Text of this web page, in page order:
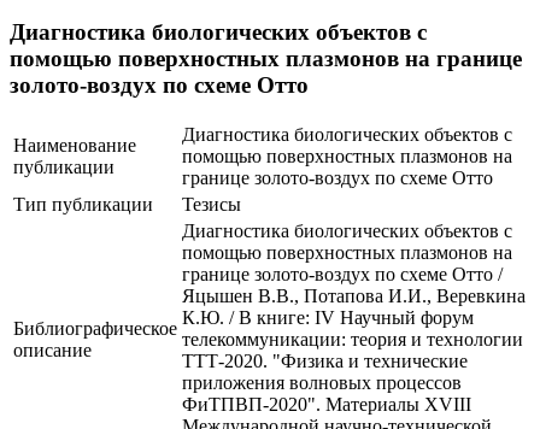
Диагностика биологических объектов с
помощью поверхностных плазмонов на границе
золото-воздух по схеме Отто
Наименование
публикации
Диагностика биологических объектов с
помощью поверхностных плазмонов на
границе золото-воздух по схеме Отто
Тип публикации
Тезисы
Библиографическое
описание
Диагностика биологических объектов с
помощью поверхностных плазмонов на
границе золото-воздух по схеме Отто /
Яцышен В.В., Потапова И.И., Веревкина
К.Ю. / В книге: IV Научный форум
телекоммуникации: теория и технологии
ТТТ-2020. "Физика и технические
приложения волновых процессов
ФиТПВП-2020". Материалы XVIII